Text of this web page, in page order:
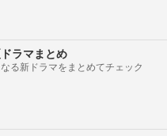
ラマまとめ
る新ドラマをまとめてチェック